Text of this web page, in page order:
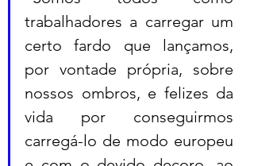
trabalhadores a carregar um
certo fardo que lançamos,
por vontade própria, sobre
nossos ombros, e felizes da
vida por conseguirmos
carregá-lo de modo europeu